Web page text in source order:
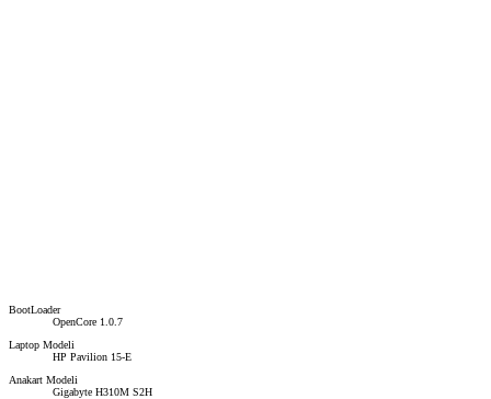
BootLoader
OpenCore 1.0.7
Laptop Modeli
HP Pavilion 15-E
Anakart Modeli
Gigabyte H310M S2H